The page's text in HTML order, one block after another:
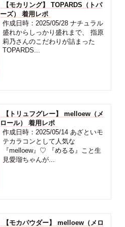
【モカリング】 TOPARDS（トパ
ーズ） 着用レポ
作成日時：2025/05/28 ナチュラル
盛れからしっかり盛れまで、 指原
莉乃さんのこだわりが詰まった
TOPARDS...
【トリュフグレー】 melloew（メ
ロール） 着用レポ
作成日時：2025/05/14 あざといモ
テカラコンとして人気な
『melloew』♡ 『めるる』こと生
見愛瑠ちゃんが...
【モカパウダー】 melloew（メロ